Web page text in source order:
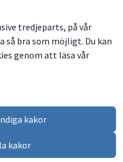
tredjeparts, på vår
så bra som möjligt. Du kan
genom att läsa vår
kakor
kakor